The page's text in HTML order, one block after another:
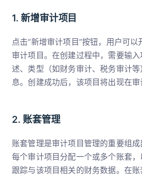
1. 新增审计项目
点击“新增审计项目”按钮，用户可
审计项目。在创建过程中，需要输
述、类型（如财务审计、税务审计
息。创建成功后，该项目将出现在审
2. 账套管理
账套管理是审计项目管理的重要组
每个审计项目分配一个或多个账套
跟踪与该项目相关的财务数据。在